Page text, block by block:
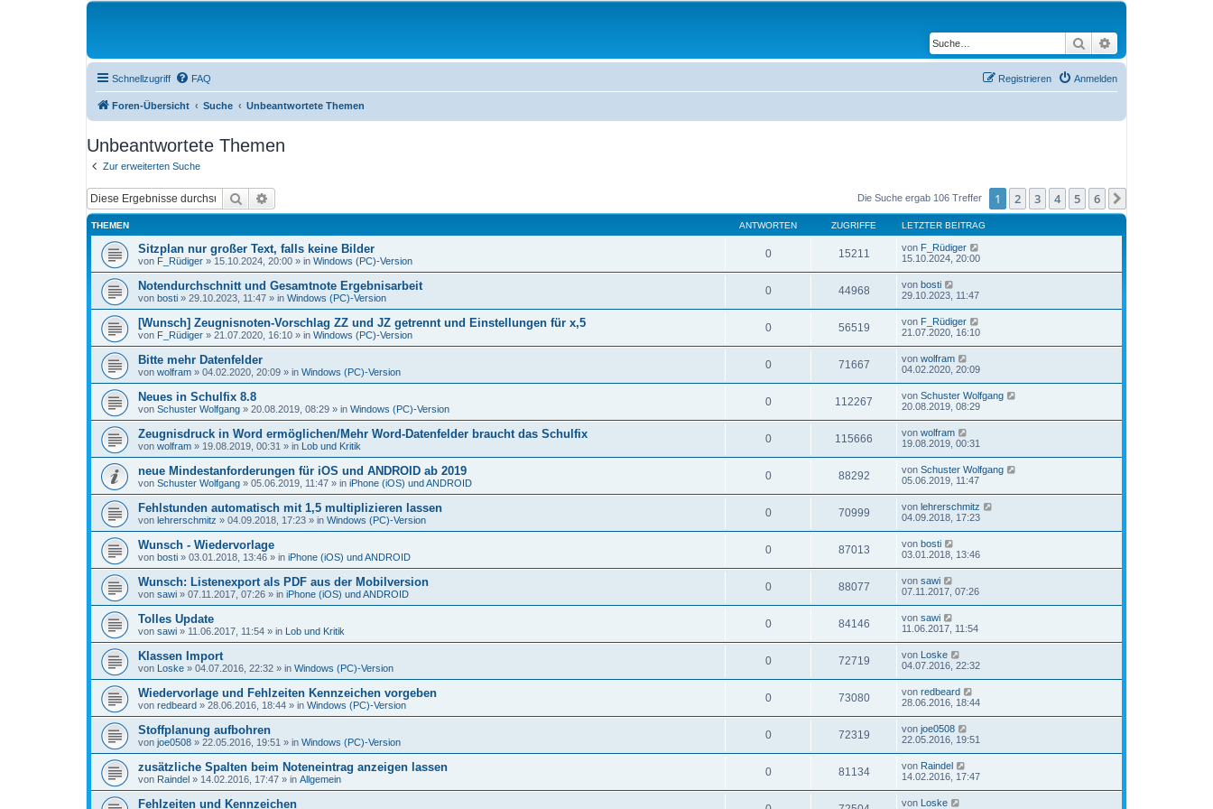
Suche
Schnellzugriff FAQ Anmelden
Registrieren
Foren-Übersicht Suche Unbeantwortete Themen
Unbeantwortete Themen
Zur erweiterten Suche
Suche Die Suche ergab 106 Treffer 1 2 3 4 5 6
THEMEN ANTWORTEN ZUGRIFFE LETZTER BEITRAG
Sitzplan nur großer Text, falls keine Bilder
von F_Rüdiger » 15.10.2024, 20:00 » in Windows (PC)-Version
0 15211 von F_Rüdiger
15.10.2024, 20:00
Notendurchschnitt und Gesamtnote Ergebnisarbeit
von bosti » 29.10.2023, 11:47 » in Windows (PC)-Version
0 44968 von bosti
29.10.2023, 11:47
[Wunsch] Zeugnisnoten-Vorschlag ZZ und JZ getrennt und Einstellungen für x,5
von F_Rüdiger » 21.07.2020, 16:10 » in Windows (PC)-Version
0 56519 von F_Rüdiger
21.07.2020, 16:10
Bitte mehr Datenfelder
von wolfram » 04.02.2020, 20:09 » in Windows (PC)-Version
0 71667 von wolfram
04.02.2020, 20:09
Neues in Schulfix 8.8
von Schuster Wolfgang » 20.08.2019, 08:29 » in Windows (PC)-Version
0 112267 von Schuster Wolfgang
20.08.2019, 08:29
Zeugnisdruck in Word ermöglichen/Mehr Word-Datenfelder braucht das Schulfix
von wolfram » 19.08.2019, 00:31 » in Lob und Kritik
0 115666 von wolfram
19.08.2019, 00:31
neue Mindestanforderungen für iOS und ANDROID ab 2019
von Schuster Wolfgang » 05.06.2019, 11:47 » in iPhone (iOS) und ANDROID
0 88292 von Schuster Wolfgang
05.06.2019, 11:47
Fehlstunden automatisch mit 1,5 multiplizieren lassen
von lehrerschmitz » 04.09.2018, 17:23 » in Windows (PC)-Version
0 70999 von lehrerschmitz
04.09.2018, 17:23
Wunsch - Wiedervorlage
von bosti » 03.01.2018, 13:46 » in iPhone (iOS) und ANDROID
0 87013 von bosti
03.01.2018, 13:46
Wunsch: Listenexport als PDF aus der Mobilversion
von sawi » 07.11.2017, 07:26 » in iPhone (iOS) und ANDROID
0 88077 von sawi
07.11.2017, 07:26
Tolles Update
von sawi » 11.06.2017, 11:54 » in Lob und Kritik
0 84146 von sawi
11.06.2017, 11:54
Klassen Import
von Loske » 04.07.2016, 22:32 » in Windows (PC)-Version
0 72719 von Loske
04.07.2016, 22:32
Wiedervorlage und Fehlzeiten Kennzeichen vorgeben
von redbeard » 28.06.2016, 18:44 » in Windows (PC)-Version
0 73080 von redbeard
28.06.2016, 18:44
Stoffplanung aufbohren
von joe0508 » 22.05.2016, 19:51 » in Windows (PC)-Version
0 72319 von joe0508
22.05.2016, 19:51
zusätzliche Spalten beim Noteneintrag anzeigen lassen
von Raindel » 14.02.2016, 17:47 » in Allgemein
0 81134 von Raindel
14.02.2016, 17:47
Fehlzeiten und Kennzeichen von Loske